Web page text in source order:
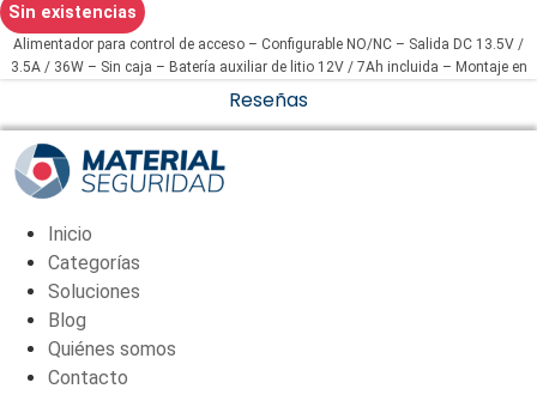
Sin existencias
Alimentador para control de acceso – Configurable NO/NC – Salida DC 13.5V /
3.5A / 36W – Sin caja – Batería auxiliar de litio 12V / 7Ah incluida – Montaje en
superficie
Reseñas
Inicio
Categorías
Soluciones
Blog
Quiénes somos
Contacto